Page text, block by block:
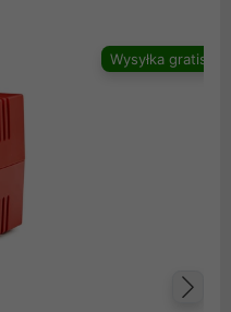
Wysyłka gratis